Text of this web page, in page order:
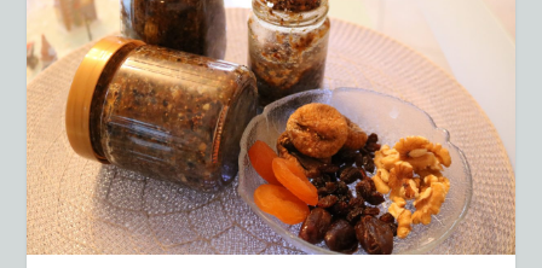
SCHNELLER COUSCOUS-SALAT IN NUR 15
MINUTEN